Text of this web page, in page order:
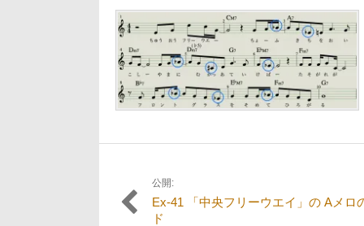
月
24
日
イ
ズ
の
リ
ン
ク:
投
稿
公開:
Ex-41 「中央フリーウエイ」の Aメロ
ド